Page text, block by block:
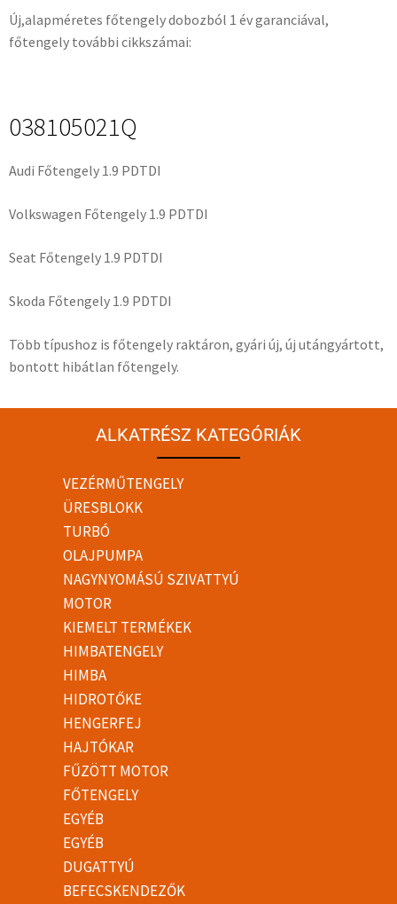
Új,alapméretes főtengely dobozból 1 év garanciával,
főtengely további cikkszámai:
038105021Q
Audi Főtengely 1.9 PDTDI
Volkswagen Főtengely 1.9 PDTDI
Seat Főtengely 1.9 PDTDI
Skoda Főtengely 1.9 PDTDI
Több típushoz is főtengely raktáron, gyári új, új utángyártott,
bontott hibátlan főtengely.
ALKATRÉSZ KATEGÓRIÁK
VEZÉRMŰTENGELY
ÜRESBLOKK
TURBÓ
OLAJPUMPA
NAGYNYOMÁSÚ SZIVATTYÚ
MOTOR
KIEMELT TERMÉKEK
HIMBATENGELY
HIMBA
HIDROTŐKE
HENGERFEJ
HAJTÓKAR
FŰZÖTT MOTOR
FŐTENGELY
EGYÉB
EGYÉB
DUGATTYÚ
BEFECSKENDEZŐK